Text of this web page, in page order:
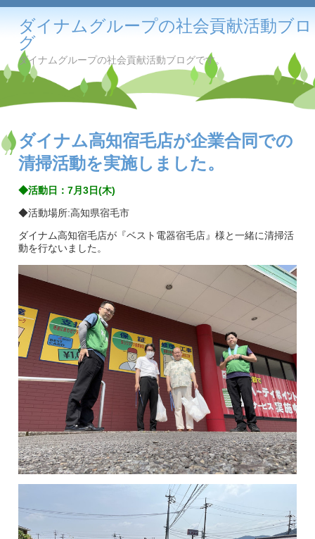
ダイナムグループの社会貢献活動ブロ
グ
ダイナムグループの社会貢献活動ブログです。
ダイナム高知宿毛店が企業合同での
清掃活動を実施しました。
◆活動日：7月3日(木)
◆活動場所:高知県宿毛市
ダイナム高知宿毛店が『ベスト電器宿毛店』様と一緒に清掃活
動を行ないました。